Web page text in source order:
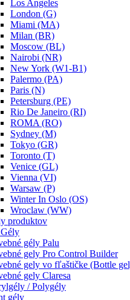
Los Angeles
London (G)
Miami (MA)
Milan (BR)
Moscow (BL)
Nairobi (NR)
New York (W1-B1)
Palermo (PA)
Paris (N)
Petersburg (PE)
Rio De Janeiro (RI)
ROMA (RO)
Sydney (M)
Tokyo (GR)
Toronto (T)
Venice (GL)
Vienna (VI)
Warsaw (P)
Winter In Oslo (OS)
Wroclaw (WW)
produktov
gély Palu
gely Pro Control Builder
gely vo fľaštičke (Bottle
gely Claresa
/ Polygély
gély